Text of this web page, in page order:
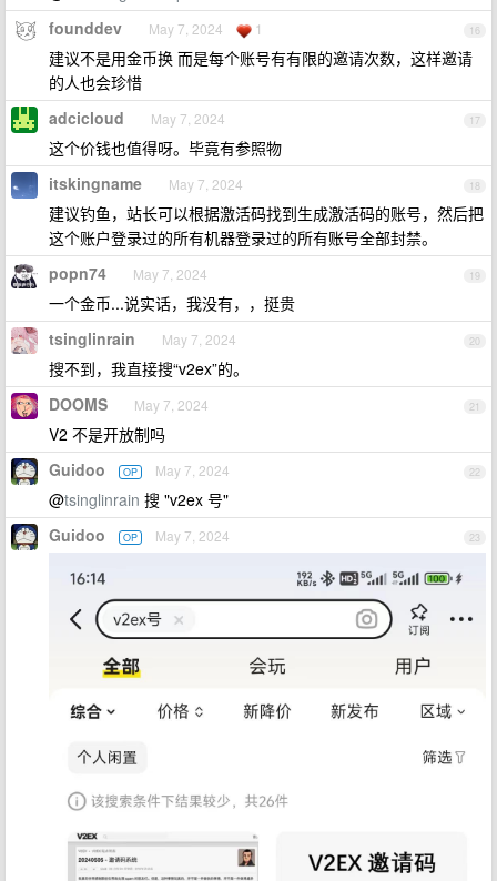
16
founddev May 7, 2024 1
建议不是用金币换 而是每个账号有有限的邀请次数，这样邀请
的人也会珍惜
17
adcicloud May 7, 2024
这个价钱也值得呀。毕竟有参照物
18
itskingname May 7, 2024
建议钓鱼，站长可以根据激活码找到生成激活码的账号，然后把
这个账户登录过的所有机器登录过的所有账号全部封禁。
19
popn74 May 7, 2024
一个金币...说实话，我没有，，挺贵
20
tsinglinrain May 7, 2024
搜不到，我直接搜“v2ex”的。
21
DOOMS May 7, 2024
V2 不是开放制吗
22
Guidoo OP May 7, 2024
@tsinglinrain 搜 "v2ex 号"
23
Guidoo OP May 7, 2024